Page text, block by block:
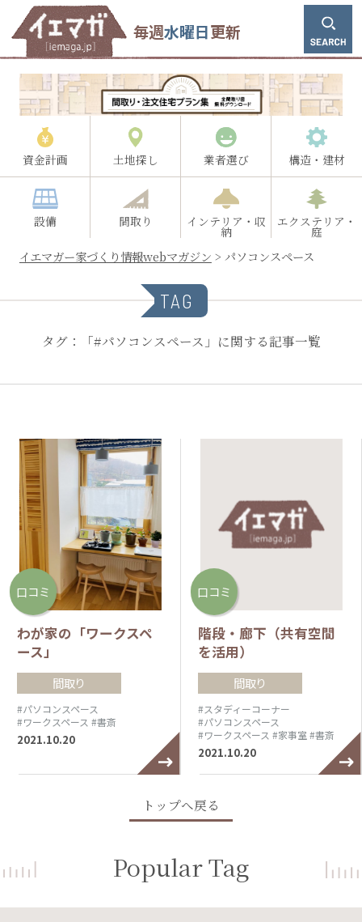
毎週水曜日更新
資金計画 土地探し 業者選び 構造・建材
設備 間取り インテリア・収
納
エクステリア・
庭
イエマガー家づくり情報webマガジン > パソコンスペース
TAG
タグ：「#パソコンスペース」に関する記事一覧
口コミ
わが家の「ワークスペ
ース」
間取り
#パソコンスペース
#ワークスペース #書斎
2021.10.20
口コミ
階段・廊下（共有空間
を活用）
間取り
#スタディーコーナー
#パソコンスペース
#ワークスペース #家事室 #書斎
2021.10.20
トップへ戻る
Popular Tag